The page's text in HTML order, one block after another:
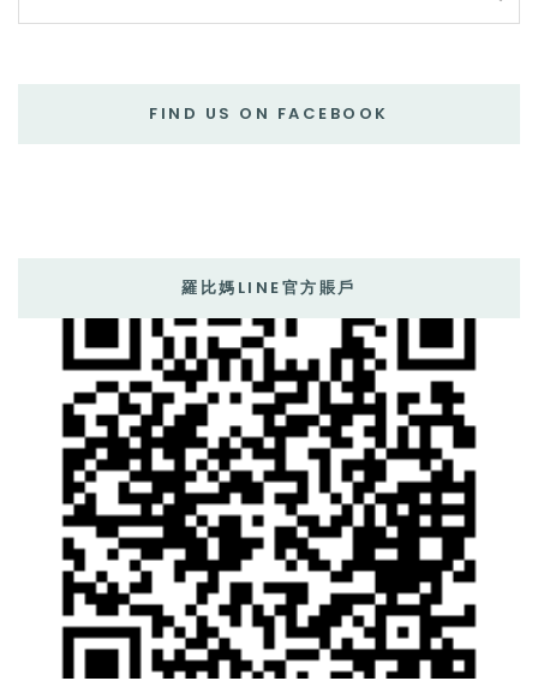
FIND US ON FACEBOOK
羅比媽LINE官方賬戶